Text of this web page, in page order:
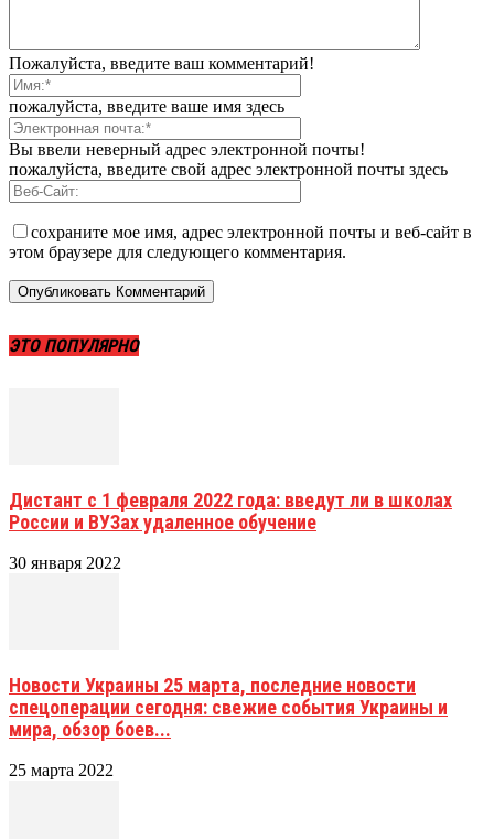
Пожалуйста, введите ваш комментарий!
пожалуйста, введите ваше имя здесь
Вы ввели неверный адрес электронной почты!
пожалуйста, введите свой адрес электронной почты здесь
сохраните мое имя, адрес электронной почты и веб-сайт в
этом браузере для следующего комментария.
ЭТО ПОПУЛЯРНО
Дистант с 1 февраля 2022 года: введут ли в школах
России и ВУЗах удаленное обучение
30 января 2022
Новости Украины 25 марта, последние новости
спецоперации сегодня: свежие события Украины и
мира, обзор боев...
25 марта 2022